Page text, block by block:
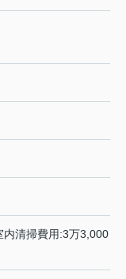
清掃費用:3万3,000